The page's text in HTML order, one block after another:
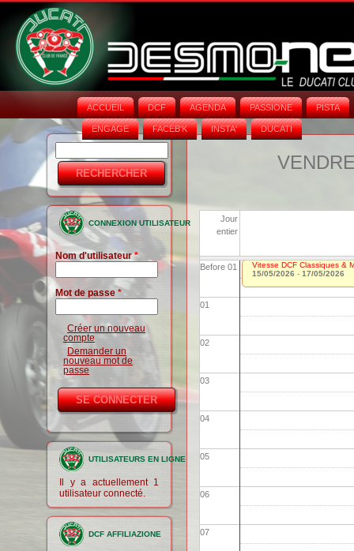
ACCUEIL DCF AGENDA PASSIONE PISTA
ENGAGE FACEB'K INSTA‘ DUCATI
Formulaire
de
recherche
CONNEXION UTILISATEUR
Nom d'utilisateur*
Mot de passe *
Créer un nouveau
compte
Demander un
nouveau mot de
passe
UTILISATEURS EN LIGNE
Il y a actuellement 1
utilisateur connecté.
DCF AFFILIAZIONE
Jour
entier
Before 01
01
02
03
04
05
06
07
Vitesse DCF Classiques &
15/05/2026 - 17/05/2026